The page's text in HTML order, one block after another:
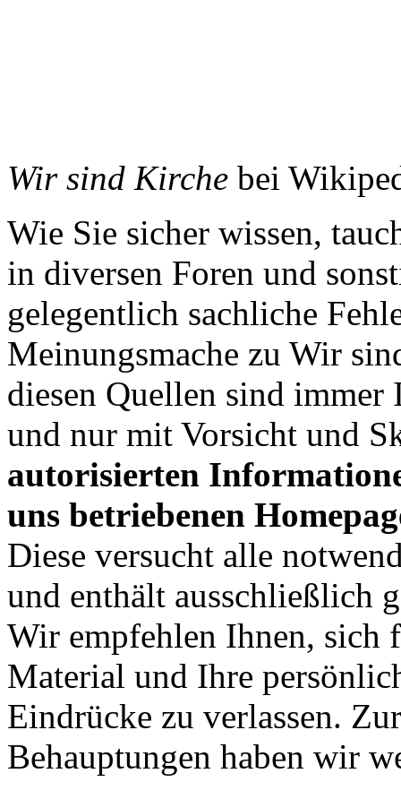
Wir sind Kirche bei
Wie Sie sicher wissen,
in diversen Foren und
gelegentlich sachliche
Meinungsmache zu Wir
diesen Quellen sind
und nur mit Vorsicht und
autorisierten
uns betriebenen
Diese versucht alle
und enthält ausschließlich
Wir empfehlen Ihnen, sich
Material und Ihre
Eindrücke zu verlassen.
Behauptungen haben wir